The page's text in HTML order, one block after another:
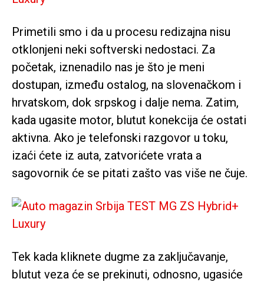
Primetili smo i da u procesu redizajna nisu
otklonjeni neki softverski nedostaci. Za
početak, iznenadilo nas je što je meni
dostupan, između ostalog, na slovenačkom i
hrvatskom, dok srpskog i dalje nema. Zatim,
kada ugasite motor, blutut konekcija će ostati
aktivna. Ako je telefonski razgovor u toku,
izaći ćete iz auta, zatvorićete vrata a
sagovornik će se pitati zašto vas više ne čuje.
Tek kada kliknete dugme za zaključavanje,
blutut veza će se prekinuti, odnosno, ugasiće